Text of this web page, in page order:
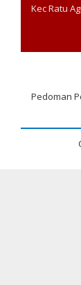
Kec Ratu
Footer
Pedoman